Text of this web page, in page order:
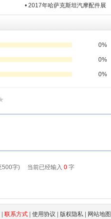
• 2017年哈萨克斯坦汽摩配件展
| 联系方式 | 使用协议 | 版权隐私 | 网站地图